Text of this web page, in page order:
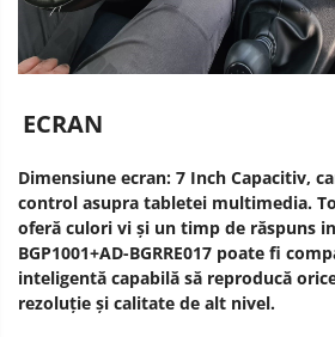
ECRAN
Dimensiune ecran: 7 Inch Capacitiv,
control asupra tabletei multimedia.
oferă culori vi și un timp de răspuns
BGP1001+AD-BGRRE017 poate fi
inteligentă capabilă să reproducă
rezoluție și calitate de alt nivel.